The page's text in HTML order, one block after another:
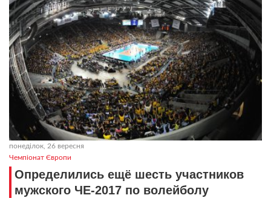
понеділок, 26 вересня
Чемпіонат Європи
Определились ещё шесть участников
мужского ЧЕ-2017 по волейболу